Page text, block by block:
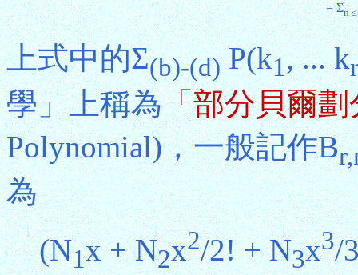
= Σn
上式中的Σ(b)-(d)P(k1, ... kr
學」上稱為「部分貝爾
Polynomial)，一般記作B
為
(N1x + N2x2/2! + N3x3/